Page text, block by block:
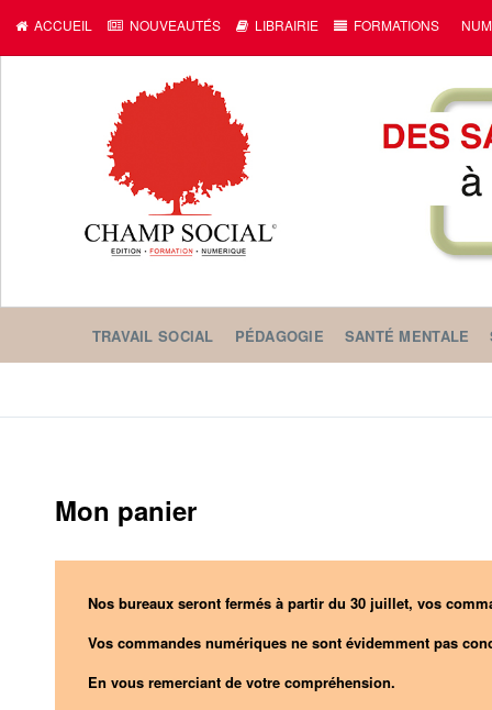
ACCUEIL NOUVEAUTÉS LIBRAIRIE FORMATIONS
TRAVAIL SOCIAL PÉDAGOGIE SANTÉ MENTALE
Mon panier
Nos bureaux seront fermés à partir du 30 juillet, vos
Vos commandes numériques ne sont évidemment pas
En vous remerciant de votre compréhension.